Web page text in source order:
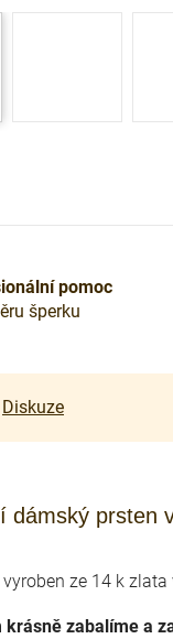
pomoc
šperku
Diskuze
dámský prsten
vyroben ze 14 k
krásně zabalíme a